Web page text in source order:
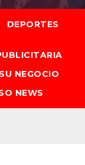
DEPORTES
NEGOCIO
NEWS